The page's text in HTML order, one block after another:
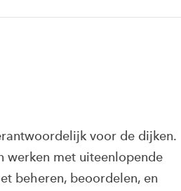
voor de dijken.
werken met uiteenlopende
beheren, beoordelen, en